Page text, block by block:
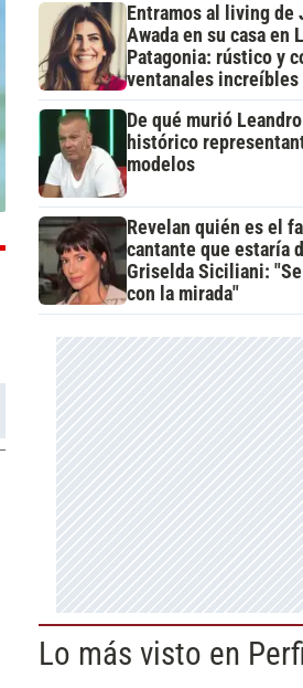
Entramos al living de
Awada en su casa en
Patagonia: rústico y
ventanales increíbles
De qué murió Leandro
histórico
modelos
Revelan quién es el
cantante que estaría
Griselda Siciliani: "Se
con la mirada"
Lo más visto en